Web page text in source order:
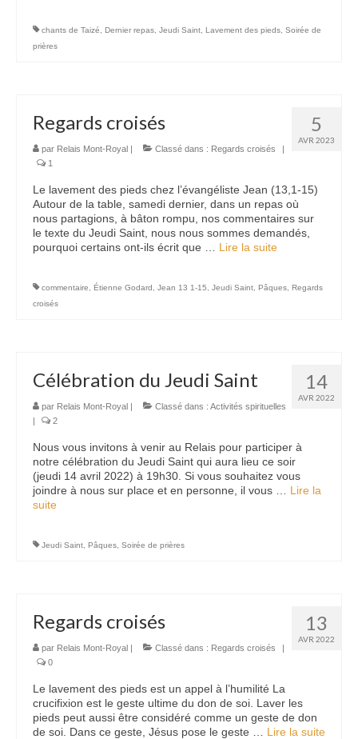
chants de Taizé Dernier repas Jeudi Saint Lavement des pieds Soirée de
prières
5
AVR 2023
Regards croisés
par Relais Mont-Royal | Classé dans : Regards croisés
|
1
Le lavement des pieds chez l’évangéliste Jean (13,1-15)
Autour de la table, samedi dernier, dans un repas où
nous partagions, à bâton rompu, nos commentaires sur
le texte du Jeudi Saint, nous nous sommes demandés,
pourquoi certains ont-ils écrit que … Lire la suite­­
commentaire Étienne Godard Jean 13 1-15 Jeudi Saint Pâques Regards
croisés
14
AVR 2022
Célébration du Jeudi Saint
par Relais Mont-Royal | Classé dans : Activités spirituelles
|
2
Nous vous invitons à venir au Relais pour participer à
notre célébration du Jeudi Saint qui aura lieu ce soir
(jeudi 14 avril 2022) à 19h30. Si vous souhaitez vous
joindre à nous sur place et en personne, il vous … Lire la
suite­­
Jeudi Saint Pâques Soirée de prières
13
AVR 2022
Regards croisés
par Relais Mont-Royal | Classé dans : Regards croisés
|
0
Le lavement des pieds est un appel à l’humilité La
crucifixion est le geste ultime du don de soi. Laver les
pieds peut aussi être considéré comme un geste de don
de soi. Dans ce geste, Jésus pose le geste … Lire la suite­­